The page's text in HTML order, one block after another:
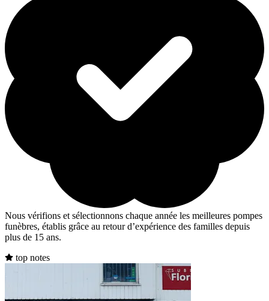
Nous vérifions et sélectionnons chaque année les meilleures pompes
funèbres, établis grâce au retour d’expérience des familles depuis
plus de 15 ans.
top notes